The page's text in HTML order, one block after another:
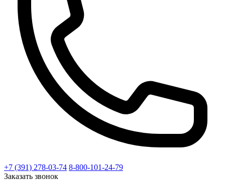
+7 (391) 278-03-74 8-800-101-24-79
Заказать звонок